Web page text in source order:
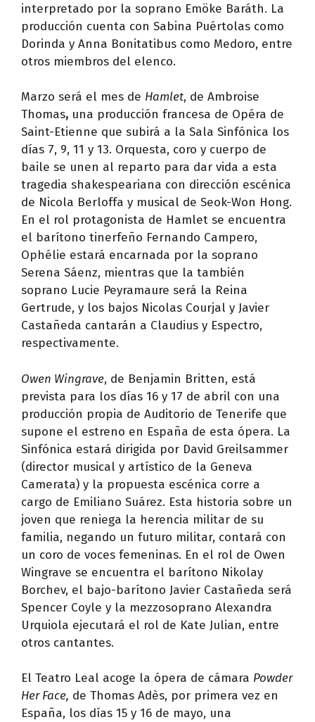
interpretado por la soprano Emöke Baráth. La
producción cuenta con Sabina Puértolas como
Dorinda y Anna Bonitatibus como Medoro, entre
otros miembros del elenco.
Marzo será el mes de Hamlet, de Ambroise
Thomas, una producción francesa de Opéra de
Saint-Etienne que subirá a la Sala Sinfónica los
días 7, 9, 11 y 13. Orquesta, coro y cuerpo de
baile se unen al reparto para dar vida a esta
tragedia shakespeariana con dirección escénica
de Nicola Berloffa y musical de Seok-Won Hong.
En el rol protagonista de Hamlet se encuentra
el barítono tinerfeño Fernando Campero,
Ophélie estará encarnada por la soprano
Serena Sáenz, mientras que la también
soprano Lucie Peyramaure será la Reina
Gertrude, y los bajos Nicolas Courjal y Javier
Castañeda cantarán a Claudius y Espectro,
respectivamente.
Owen Wingrave, de Benjamin Britten, está
prevista para los días 16 y 17 de abril con una
producción propia de Auditorio de Tenerife que
supone el estreno en España de esta ópera. La
Sinfónica estará dirigida por David Greilsammer
(director musical y artístico de la Geneva
Camerata) y la propuesta escénica corre a
cargo de Emiliano Suárez. Esta historia sobre un
joven que reniega la herencia militar de su
familia, negando un futuro militar, contará con
un coro de voces femeninas. En el rol de Owen
Wingrave se encuentra el barítono Nikolay
Borchev, el bajo-barítono Javier Castañeda será
Spencer Coyle y la mezzosoprano Alexandra
Urquiola ejecutará el rol de Kate Julian, entre
otros cantantes.
El Teatro Leal acoge la ópera de cámara Powder
Her Face, de Thomas Adès, por primera vez en
España, los días 15 y 16 de mayo, una